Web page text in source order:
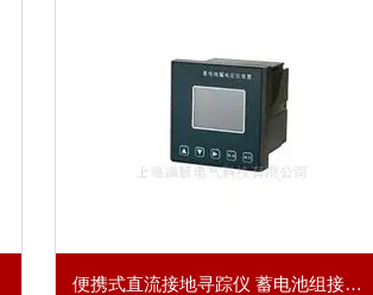
便携式直流接地寻踪仪 蓄电池组接地查找